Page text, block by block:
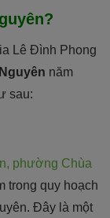
Lê Đình Phong
năm
sau:
phường Chùa
trong quy hoạch
Đây là một